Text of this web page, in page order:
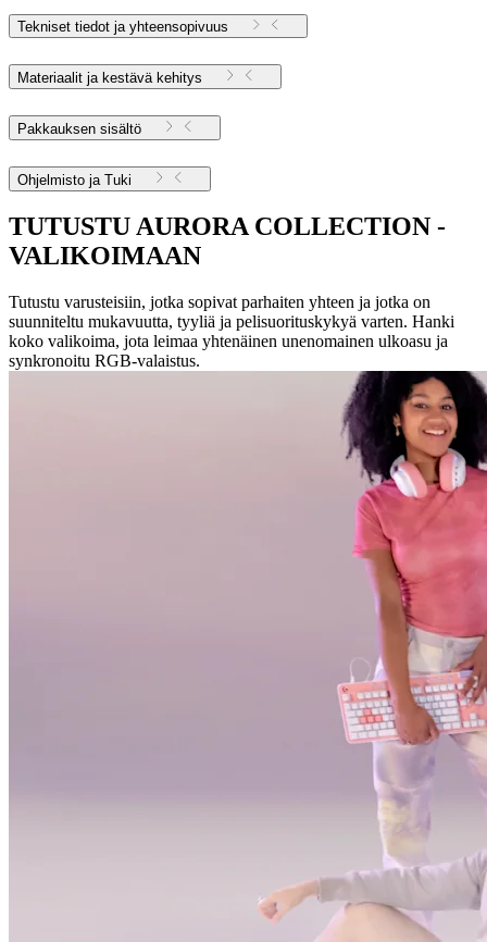
Tekniset tiedot ja yhteensopivuus
Materiaalit ja kestävä kehitys
Pakkauksen sisältö
Ohjelmisto ja Tuki
TUTUSTU AURORA COLLECTION -
VALIKOIMAAN
Tutustu varusteisiin, jotka sopivat parhaiten yhteen ja jotka on
suunniteltu mukavuutta, tyyliä ja pelisuorituskykyä varten. Hanki
koko valikoima, jota leimaa yhtenäinen unenomainen ulkoasu ja
synkronoitu RGB-valaistus.